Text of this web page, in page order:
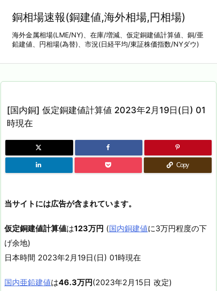
銅相場速報(銅建値,海外相場,円相場)
海外金属相場(LME/NY)、在庫/増減、仮定銅建値計算値、銅/亜
鉛建値、円相場(為替)、市況(日経平均/東証株価指数/NYダウ)
[国内銅] 仮定銅建値計算値 2023年2月19日(日) 01
時現在
Copy
当サイトには広告が含まれています。
仮定銅建値計算値は123万円 (国内銅建値に3万円程度の下
げ余地)
日本時間 2023年2月19日(日) 01時現在
国内亜鉛建値は46.3万円(2023年2月15日 改定)